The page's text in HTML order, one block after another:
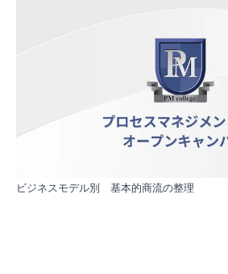
ビジネスモデル別 基本的商流の整理